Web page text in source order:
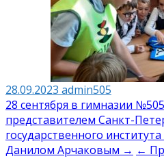
28.09.2023 admin505
Навигация
по
записям
28 сентября в гимназии
представителем Санкт-
государственного
Данилом Арчаковым → ←